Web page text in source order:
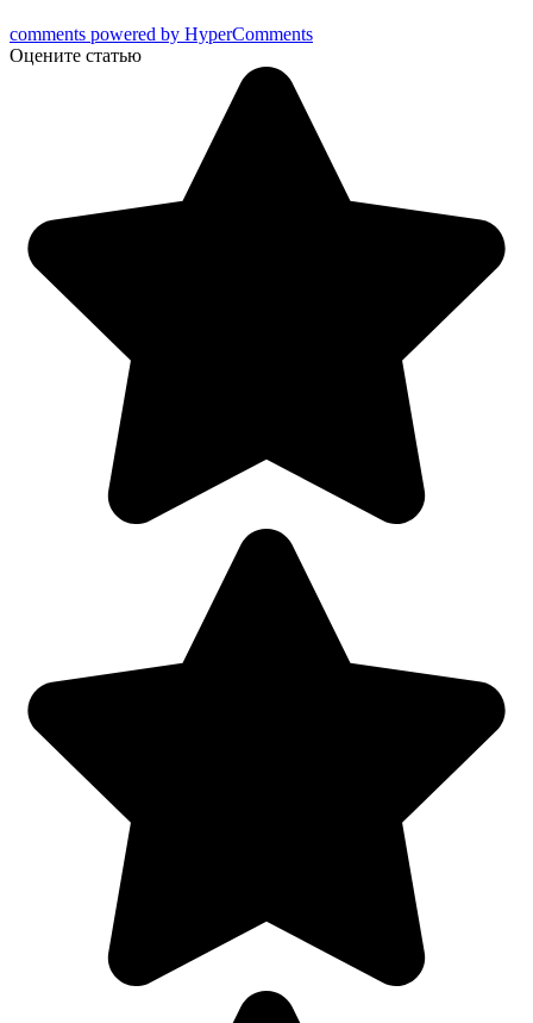
comments powered by HyperComments
Оцените статью